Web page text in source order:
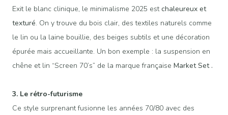
Exit le blanc clinique, le minimalisme 2025 estchaleureux et
texturé. On y trouve du bois clair, des textiles naturels comme
le lin ou la laine bouillie, des beiges subtils et une décoration
épurée mais accueillante. Un bon exemple : la suspension en
chêne et lin “Screen 70’s” de la marque française Market Set .
3. Le rétro-futurisme
Ce style surprenant fusionne les années 70/80 avec des